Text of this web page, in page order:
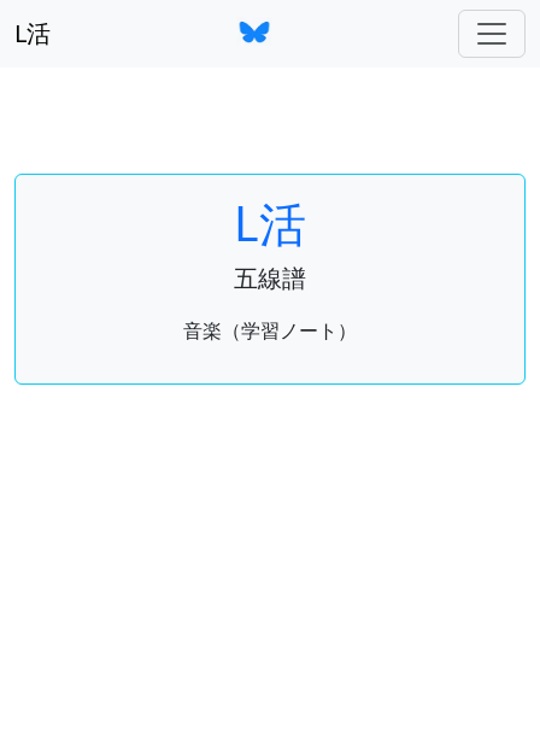
L活
L活
五線譜
音楽（学習ノート）